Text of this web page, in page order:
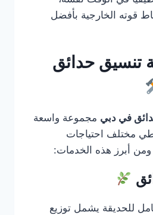
قوته الخارجية بأفضل
حدائق
في دبي مجموعة واسعة
مختلف احتياجات
ومن أبرز هذه الخدمات:
للحديقة يشمل توزيع